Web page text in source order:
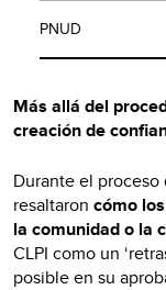
PNUD
Más allá del
creación de
Durante el
resaltaron cómo
la comunidad o la
CLPI como un
posible en su